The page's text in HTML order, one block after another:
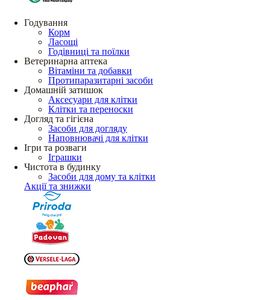
Годування
Корм
Ласощі
Годівниці та поїлки
Ветеринарна аптека
Вітаміни та добавки
Протипаразитарні засоби
Домашній затишок
Аксесуари для клітки
Клітки та переноски
Догляд та гігієна
Засоби для догляду
Наповнювачі для клітки
Ігри та розваги
Іграшки
Чистота в будинку
Засоби для дому та клітки
Акції та знижки